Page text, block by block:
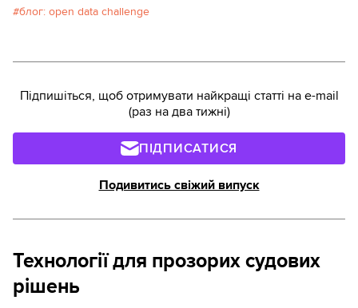
блог: open data challenge
Підпишіться, щоб отримувати найкращі статті на e-mail
(раз на два тижні)
ПІДПИСАТИСЯ
Подивитись свіжий випуск
Технології для прозорих судових
рішень